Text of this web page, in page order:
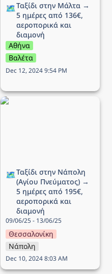
🗺️Ταξίδι στην Μάλτα →
5 ημέρες από 136€,
αεροπορικά και
διαμονή
Αθήνα
Βαλέτα
Dec 12, 2024 9:54 PM
Ταξίδι στην Νάπολη
🗺️Ταξίδι στην Νάπολη
(Αγίου Πνεύματος) →
5 ημέρες από 195€,
αεροπορικά και
διαμονή
09/06/25 - 13/06/25
Θεσσαλονίκη
Νάπολη
Dec 10, 2024 8:03 AM